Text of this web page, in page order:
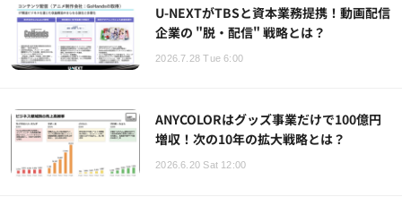
U-NEXTがTBSと資本業務提携！動画配信
企業の "脱・配信" 戦略とは？
2026.7.28 Tue 6:00
ANYCOLORはグッズ事業だけで100億円
増収！次の10年の拡大戦略とは？
2026.6.20 Sat 12:00